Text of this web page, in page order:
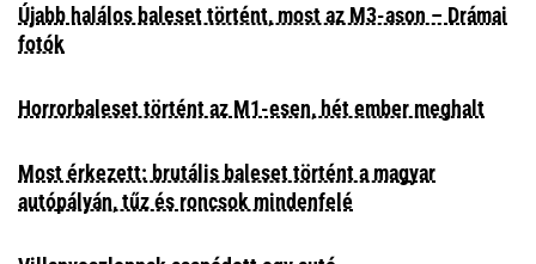
Újabb halálos baleset történt, most az M3-ason – Drámai
fotók
Horrorbaleset történt az M1-esen, hét ember meghalt
Most érkezett: brutális baleset történt a magyar
autópályán, tűz és roncsok mindenfelé